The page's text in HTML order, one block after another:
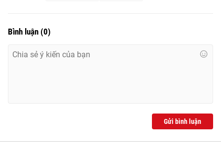
Bình luận (0)
Gửi bình luận